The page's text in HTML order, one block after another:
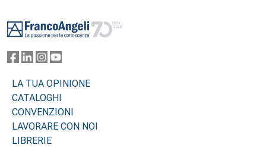
LA TUA OPINIONE
CATALOGHI
CONVENZIONI
LAVORARE CON NOI
LIBRERIE